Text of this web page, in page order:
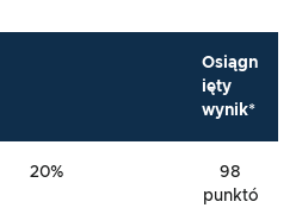
Osiągn
ięty
wynik*
20%
98
punktó